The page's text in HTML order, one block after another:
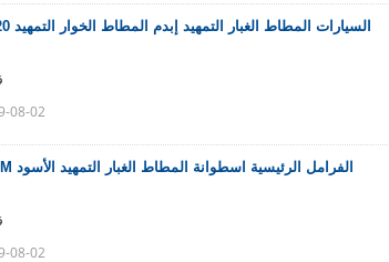
02 16:29:03
02 16:29:07